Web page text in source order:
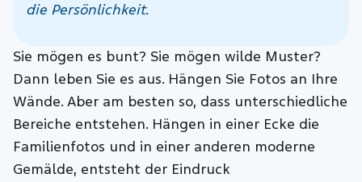
die Persönlichkeit.
Sie mögen es bunt? Sie mögen wilde Muster?
Dann leben Sie es aus. Hängen Sie Fotos an Ihre
Wände. Aber am besten so, dass unterschiedliche
Bereiche entstehen. Hängen in einer Ecke die
Familienfotos und in einer anderen moderne
Gemälde, entsteht der Eindruck